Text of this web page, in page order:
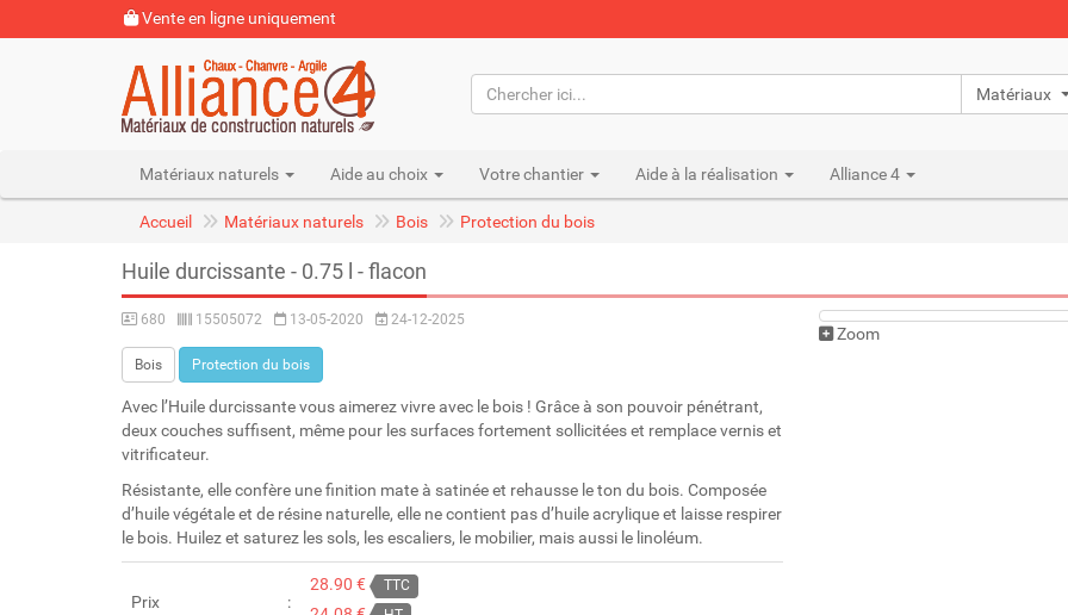
Vente en ligne uniquement
Matériaux
Matériaux naturels Aide au choix Votre chantier Aide à la réalisation Alliance 4
Accueil Matériaux naturels Bois Protection du bois
Huile durcissante - 0.75 l - flacon
680 15505072 13-05-2020 24-12-2025
Bois Protection du bois
Avec l’Huile durcissante vous aimerez vivre avec le bois ! Grâce à son pouvoir pénétrant,
deux couches suffisent, même pour les surfaces fortement sollicitées et remplace vernis et
vitrificateur.
Résistante, elle confère une finition mate à satinée et rehausse le ton du bois. Composée
d’huile végétale et de résine naturelle, elle ne contient pas d’huile acrylique et laisse respirer
le bois. Huilez et saturez les sols, les escaliers, le mobilier, mais aussi le linoléum.
Prix
28.90 € TTC
Zoom